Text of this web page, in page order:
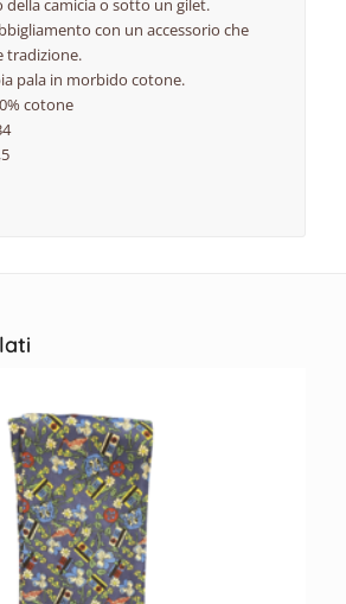
camicia o sotto un gilet.
con un accessorio che
tradizione.
pala in morbido cotone.
cotone